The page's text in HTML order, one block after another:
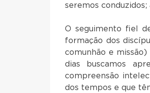
seremos
O seguimento fiel
formação dos
comunhão e
dias buscamos
compreensão
dos tempos e que